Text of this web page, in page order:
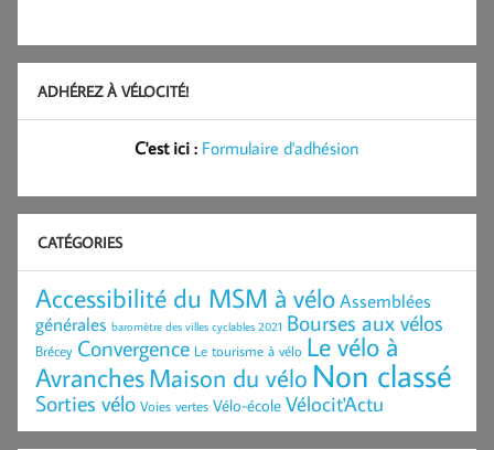
ADHÉREZ À VÉLOCITÉ!
C'est ici : Formulaire d'adhésion
CATÉGORIES
Accessibilité du MSM à véloAssemblées
générales baromètre des villes cyclables 2021 Bourses aux vélos
Brécey Convergence Le tourisme à vélo Le vélo à
AvranchesMaison du vélo Non classé
Sorties vélo Voies vertes Vélo-école Vélocit'Actu